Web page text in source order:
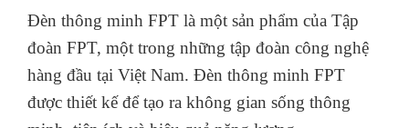
với chất lượng cao, đảm bảo đáp ứng nhu cầu của
người dùng và có thể được sử dụng trong nhiều
lĩnh vực khác nhau, từ gia đình, văn phòng đến
các không gian công cộng và khách sạn.